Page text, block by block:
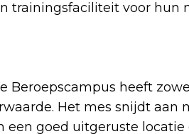
trainingsfaciliteit voor hun
Beroepscampus heeft
Het mes snijdt aan
een goed uitgeruste